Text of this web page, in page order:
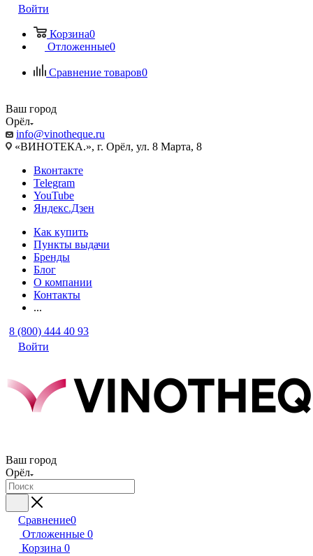
Войти
Корзина0
Отложенные0
Сравнение товаров0
Ваш город
Орёл
info@vinotheque.ru
«ВИНОТЕКА.», г. Орёл, ул. 8 Марта, 8
Вконтакте
Telegram
YouTube
Яндекс.Дзен
Как купить
Пункты выдачи
Бренды
Блог
О компании
Контакты
...
8 (800) 444 40 93
Войти
Ваш город
Орёл
Сравнение0
Отложенные 0
Корзина 0